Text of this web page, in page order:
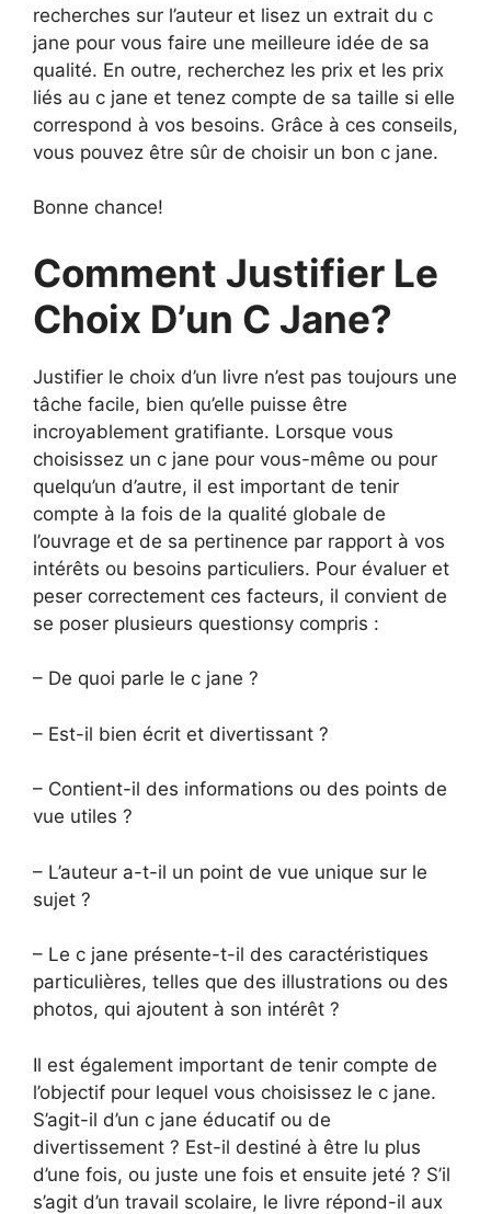
recherches sur l’auteur et lisez un extrait du c
jane pour vous faire une meilleure idée de sa
qualité. En outre, recherchez les prix et les prix
liés au c jane et tenez compte de sa taille si elle
correspond à vos besoins. Grâce à ces conseils,
vous pouvez être sûr de choisir un bon c jane.
Bonne chance!
Comment Justifier Le
Choix D’un C Jane?
Justifier le choix d’un livre n’est pas toujours une
tâche facile, bien qu’elle puisse être
incroyablement gratifiante. Lorsque vous
choisissez un c jane pour vous-même ou pour
quelqu’un d’autre, il est important de tenir
compte à la fois de la qualité globale de
l’ouvrage et de sa pertinence par rapport à vos
intérêts ou besoins particuliers. Pour évaluer et
peser correctement ces facteurs, il convient de
se poser plusieurs questionsy compris :
– De quoi parle le c jane ?
– Est-il bien écrit et divertissant ?
– Contient-il des informations ou des points de
vue utiles ?
– L’auteur a-t-il un point de vue unique sur le
sujet ?
– Le c jane présente-t-il des caractéristiques
particulières, telles que des illustrations ou des
photos, qui ajoutent à son intérêt ?
Il est également important de tenir compte de
l’objectif pour lequel vous choisissez le c jane.
S’agit-il d’un c jane éducatif ou de
divertissement ? Est-il destiné à être lu plus
d’une fois, ou juste une fois et ensuite jeté ? S’il
s’agit d’un travail scolaire, le livre répond-il aux